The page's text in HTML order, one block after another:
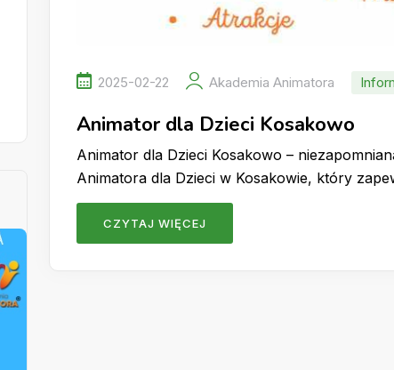
2025-02-22 Akademia Animatora
Animator dla Dzieci Kosakowo
Animator dla Dzieci Kosakowo –
Animatora dla Dzieci w Kosakowie, który
CZYTAJ WIĘCEJ